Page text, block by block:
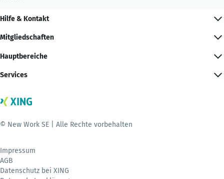
Hilfe & Kontakt
Mitgliedschaften
Hauptbereiche
Services
© New Work SE | Alle Rechte vorbehalten
Impressum
AGB
Datenschutz bei XING